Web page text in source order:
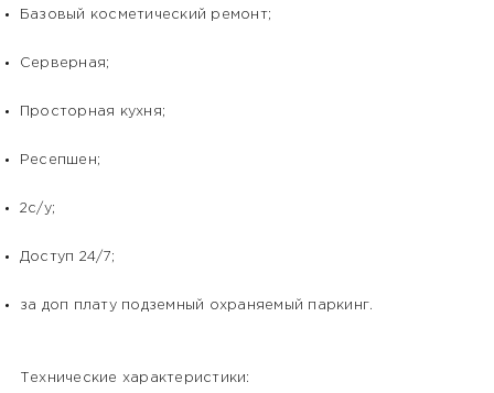
Базовый косметический ремонт;
Серверная;
Просторная кухня;
Ресепшен;
2с/у;
Доступ 24/7;
за доп плату подземный охраняемый паркинг.
Технические характеристики: